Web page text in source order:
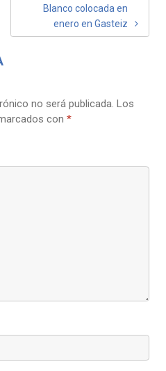
Blanco colocada en
enero en Gasteiz
no será publicada. Los
con *